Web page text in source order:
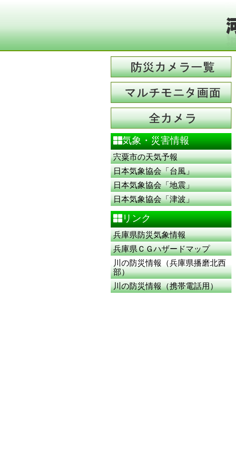
気象・災害情報
宍粟市の天気予報
日本気象協会「台風」
日本気象協会「地震」
日本気象協会「津波」
リンク
兵庫県防災気象情報
兵庫県ＣＧハザードマップ
川の防災情報（兵庫県播磨北西
部）
川の防災情報（携帯電話用）